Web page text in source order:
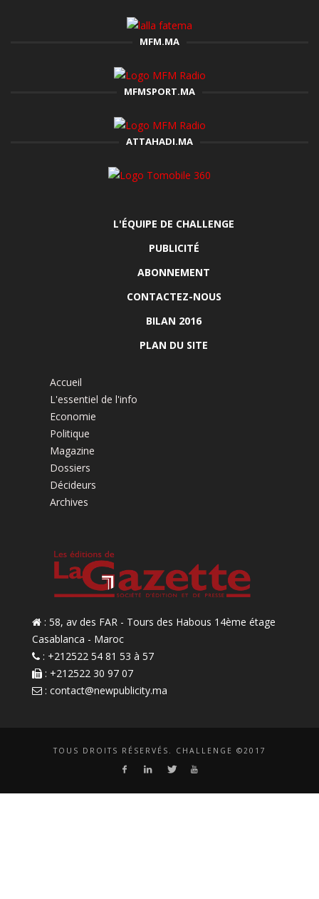
MFM.MA
MFMSPORT.MA
ATTAHADI.MA
L'ÉQUIPE DE CHALLENGE
PUBLICITÉ
ABONNEMENT
CONTACTEZ-NOUS
BILAN 2016
PLAN DU SITE
Accueil
L'essentiel de l'info
Economie
Politique
Magazine
Dossiers
Décideurs
Archives
: 58, av des FAR - Tours des Habous 14ème étage
Casablanca - Maroc
: +212522 54 81 53 à 57
: +212522 30 97 07
: contact@newpublicity.ma
TOUS DROITS RÉSERVÉS. CHALLENGE ©2017